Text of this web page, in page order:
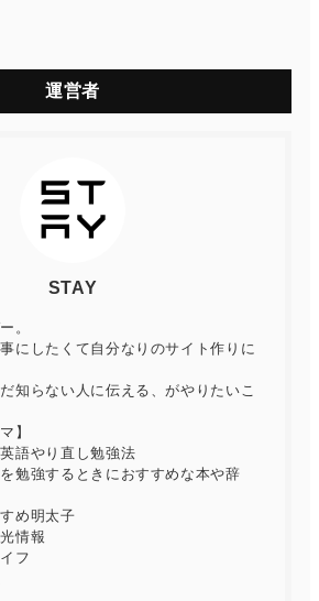
運営者
STAY
。
にしたくて自分なりのサイト作りに
知らない人に伝える、がやりたいこ
】
語やり直し勉強法
勉強するときにおすすめな本や辞
め明太子
情報
フ